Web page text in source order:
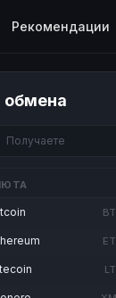
Рекомендации
обмена